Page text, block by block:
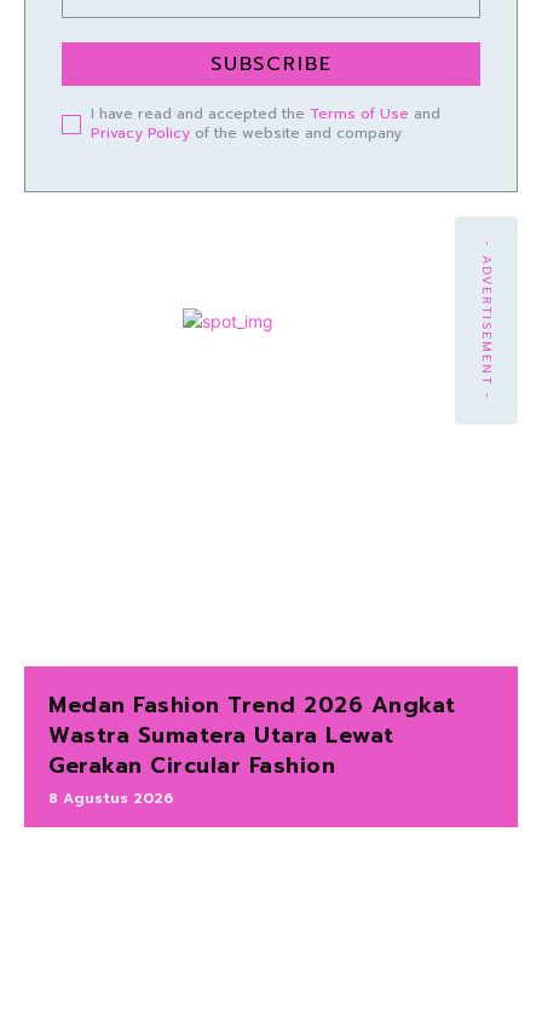
SUBSCRIBE
I have read and accepted the Terms of Use and
Privacy Policy of the website and company.
- ADVERTISEMENT -
Medan Fashion Trend 2026 Angkat
Wastra Sumatera Utara Lewat
Gerakan Circular Fashion
8 Agustus 2026